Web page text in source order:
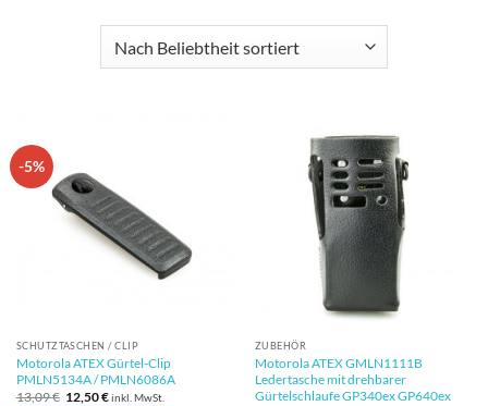
-5%
SCHUTZTASCHEN / CLIP
Motorola ATEX Gürtel-Clip
PMLN5134A / PMLN6086A
13,09€ Ursprünglicher
12,50€Aktueller
inkl. MwSt.
ZUBEHÖR
Motorola ATEX GMLN1111B
Ledertasche mit drehbarer
Gürtelschlaufe GP340ex GP640ex